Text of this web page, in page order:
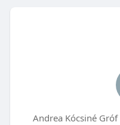
Andrea Kócsiné